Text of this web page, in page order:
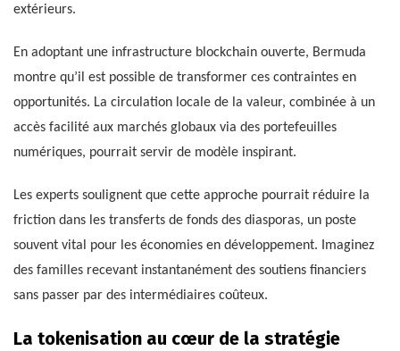
extérieurs.
En adoptant une infrastructure blockchain ouverte, Bermuda
montre qu’il est possible de transformer ces contraintes en
opportunités. La circulation locale de la valeur, combinée à un
accès facilité aux marchés globaux via des portefeuilles
numériques, pourrait servir de modèle inspirant.
Les experts soulignent que cette approche pourrait réduire la
friction dans les transferts de fonds des diasporas, un poste
souvent vital pour les économies en développement. Imaginez
des familles recevant instantanément des soutiens financiers
sans passer par des intermédiaires coûteux.
La tokenisation au cœur de la stratégie